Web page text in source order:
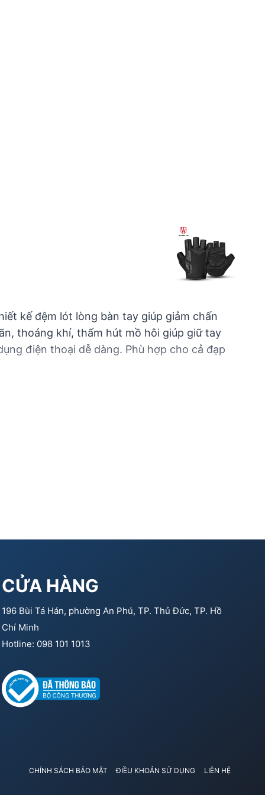
kế đệm lót lòng bàn tay giúp giảm chấn
thoáng khí, thấm hút mồ hôi giúp giữ tay
điện thoại dễ dàng. Phù hợp cho cả đạp
CỬA HÀNG
196 Bùi Tá Hán, phường An Phú, TP. Thủ Đức, TP. Hồ
Chí Minh
Hotline: 098 101 1013
CHÍNH SÁCH BẢO MẬT ĐIỀU KHOẢN SỬ DỤNG LIÊN HỆ